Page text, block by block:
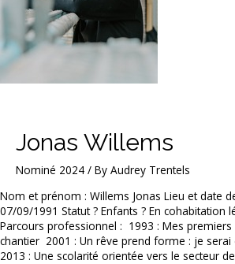
Jonas Willems
Nominé 2024 / By Audrey Trentels
Nom et prénom : Willems Jonas Lieu et date
07/09/1991 Statut ? Enfants ? En cohabitation
Parcours professionnel : 1993 : Mes
chantier 2001 : Un rêve prend forme : je
2013 : Une scolarité orientée vers le secteur